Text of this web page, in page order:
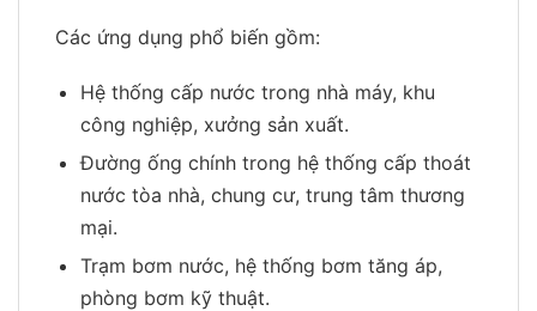
Các ứng dụng phổ biến gồm:
Hệ thống cấp nước trong nhà máy, khu
công nghiệp, xưởng sản xuất.
Đường ống chính trong hệ thống cấp thoát
nước tòa nhà, chung cư, trung tâm thương
mại.
Trạm bơm nước, hệ thống bơm tăng áp,
phòng bơm kỹ thuật.